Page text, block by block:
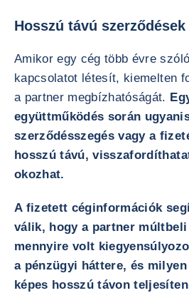
Hosszú távú szerződések
Amikor egy cég több évre
kapcsolatot létesít, kiemelten
a partner megbízhatóságát.
együttműködés során
szerződésszegés vagy a
hosszú távú,
okozhat.
A fizetett céginformációk
válik, hogy a partner
mennyire volt
a pénzügyi háttere, és
képes hosszú távon